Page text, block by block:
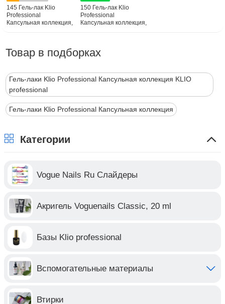
145 Гель-лак Klio
Professional
Капсульная коллекция,
150 Гель-лак Klio
Professional
Капсульная коллекция,
Товар в подборках
Гель-лаки Klio Professional Капсульная коллекция KLIO
professional
Гель-лаки Klio Professional Капсульная коллекция
Категории
Vogue Nails Ru Слайдеры
Акригель Voguenails Classic, 20 ml
Базы Klio professional
Вспомогательные материалы
Втирки